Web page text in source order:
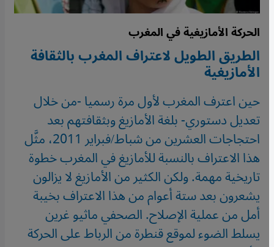
الحركة الأمازيغية في المغرب
الطريق الطويل لاعتراف المغرب بالثقافة
الأمازيغية
حين اعترف المغرب لأول مرة رسميا -من خلال
تعديل دستوري- بلغة الأمازيغ وبثقافتهم بعد
احتجاجات العشرين من شباط/فبراير 2011، مثَّل
هذا الاعتراف بالنسبة للأمازيغ في المغرب خطوة
تاريخية مهمة. ولكن الكثير من الأمازيغ لا يزالون
يشعرون بعد ستة أعوام من هذا الاعتراف بخيبة
أمل من عملية الإصلاح. الصحفي ماثيو غرين
يسلط الضوء لموقع قنطرة من الرباط على الحركة